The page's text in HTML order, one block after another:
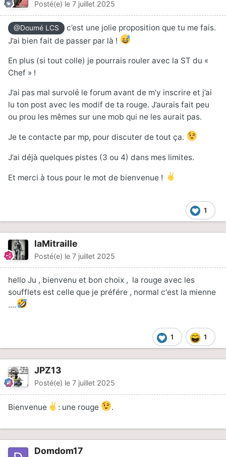
Posté(e) le 7 juillet 2025
@Doumé LCS
c’est une jolie proposition que tu me fais.
J’ai bien fait de passer par là !
En plus (si tout colle) je pourrais rouler avec la ST du «
Chef » !
J’ai pas mal survolé le forum avant de m’y inscrire et j’ai
lu ton post avec les modif de ta rouge. J’aurais fait peu
ou prou les mêmes sur une mob qui ne les aurait pas.
Je te contacte par mp, pour discuter de tout ça.
J’ai déjà quelques pistes (3 ou 4) dans mes limites.
Et merci à tous pour le mot de bienvenue !
1
laMitraille
Posté(e) le 7 juillet 2025
hello Ju , bienvenu et bon choix , la rouge avec les
soufflets est celle que je préfére , normal c'est la mienne
....
1 1
JPZ13
Posté(e) le 7 juillet 2025
Bienvenue : une rouge .
Domdom17